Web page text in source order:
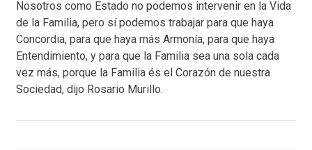
Nosotros como Estado no podemos intervenir en la Vida
de la Familia, pero sí podemos trabajar para que haya
Concordia, para que haya más Armonía, para que haya
Entendimiento, y para que la Familia sea una sola cada
vez más, porque la Familia és el Corazón de nuestra
Sociedad, dijo Rosario Murillo.